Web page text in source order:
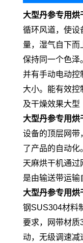
大型丹参专用烘
循环风道，使设
量，湿气自下而
保持同一个色泽
并有手动电动控
大小。能有效控
及干燥效果大型
大型丹参专用烘
设备的顶层网带
了产品的自动化
天麻烘干机通过
是由输送带运输
大型丹参专用烘
钢SUS304材料
要求，网带材
动，无级调速减